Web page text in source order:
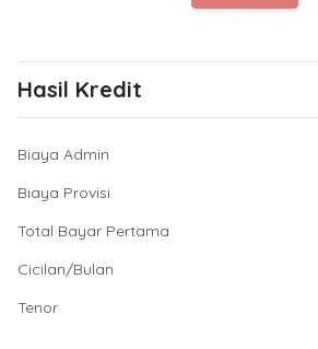
Hasil Kredit
Biaya Admin
Biaya Provisi
Total Bayar Pertama
Cicilan/Bulan
Tenor